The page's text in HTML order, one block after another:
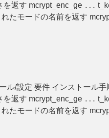
を返す mcrypt_enc_ge ...
れたモードの名前を返す
ル/設定 要件 インストール手
を返す mcrypt_enc_ge ...
れたモードの名前を返す